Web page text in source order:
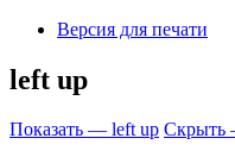
Версия для печати
left up
Показать — left up Скрыть